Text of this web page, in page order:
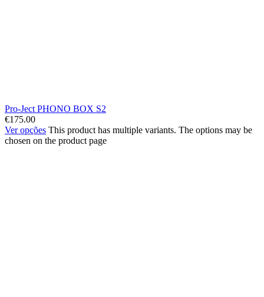
Pro-Ject PHONO BOX S2
€175.00
Ver opções This product has multiple variants. The options may be
chosen on the product page